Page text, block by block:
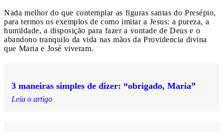
Nada melhor do que contemplar as figuras santas do Presépio,
para termos os exemplos de como imitar a Jesus: a pureza, a
humildade, a disposição para fazer a vontade de Deus e o
abandono tranquilo da vida nas mãos da Providencia divina
que Maria e José viveram.
3 maneiras simples de dizer: “obrigado, Maria”
Leia o artigo